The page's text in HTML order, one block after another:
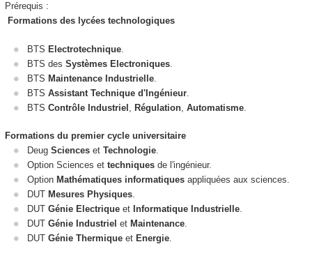
Prérequis :
Formations des lycées technologiques
BTS Electrotechnique
BTS des Systèmes Electroniques
BTS Maintenance Industrielle
BTS Assistant Technique d'Ingénieur
BTS Contrôle Industriel Régulation Automatisme
Formations du premier cycle universitaire
Deug Sciences et Technologie.
Option Sciences et techniques de l'ingénieur.
Option Mathématiques informatiques appliquées aux sciences.
DUT Mesures Physiques.
DUT Génie Electrique et Informatique Industrielle.
DUT Génie Industriel et Maintenance.
DUT Génie Thermique et Energie.